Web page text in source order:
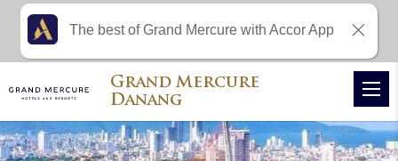
Grand Mercure
Danang
The best of Grand Mercure with Accor App